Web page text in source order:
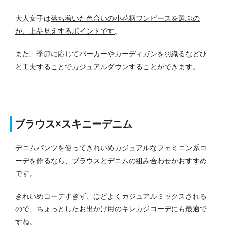
大人女子は落ち着いた色合いの小花柄ワンピースを選ぶの
が、上品見えするポイントです。
また、季節に応じてパーカーやカーディガンを羽織るなどひ
と工夫することでカジュアルダウンすることができます。
ブラウス×スキニーデニム
デニムパンツを使ってきれいめカジュアルなフェミニン系コ
ーデを作るなら、ブラウスとデニムの組み合わせがおすすめ
です。
きれいめコーデすぎず、ほどよくカジュアルミックスされる
ので、ちょっとしたお出かけ用のキレカジコーデにも最適で
すね。